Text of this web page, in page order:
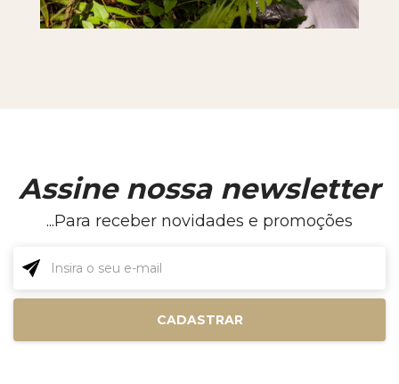
Assine nossa newsletter
...Para receber novidades e promoções
CADASTRAR